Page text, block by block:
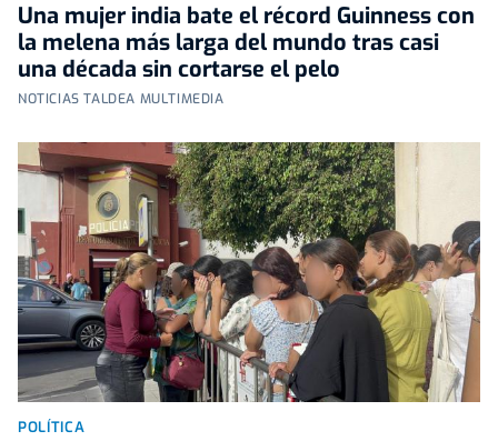
Una mujer india bate el récord Guinness con
la melena más larga del mundo tras casi
una década sin cortarse el pelo
NOTICIAS TALDEA MULTIMEDIA
POLÍTICA